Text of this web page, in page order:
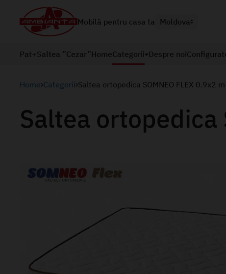
Mobilă pentru casa ta Moldova
Pat+Saltea ”Cezar”HomeCategorii Despre noi
Home Categorii Saltea ortopedica SOMNEO FLEX 0.9x2 m
Saltea ortopedica